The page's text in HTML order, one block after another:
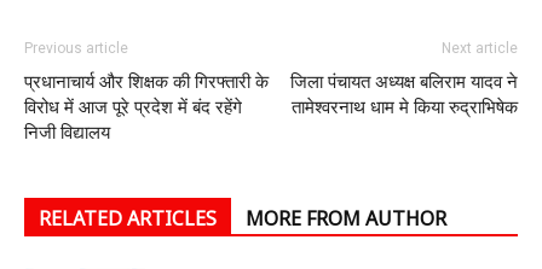
Previous article
प्रधानाचार्य और शिक्षक की गिरफ्तारी के
विरोध में आज पूरे प्रदेश में बंद रहेंगे
निजी विद्यालय
Next article
जिला पंचायत अध्यक्ष बलिराम यादव ने
तामेश्वरनाथ धाम मे किया रुद्राभिषेक
RELATED ARTICLES MORE FROM AUTHOR